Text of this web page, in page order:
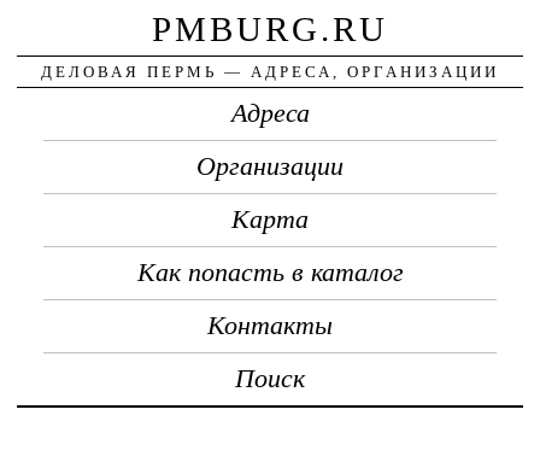
PMBURG.RU
ДЕЛОВАЯ ПЕРМЬ — АДРЕСА, ОРГАНИЗАЦИИ
Адреса
Организации
Карта
Как попасть в каталог
Контакты
Поиск